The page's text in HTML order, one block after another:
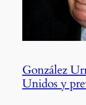
González
Unidos y